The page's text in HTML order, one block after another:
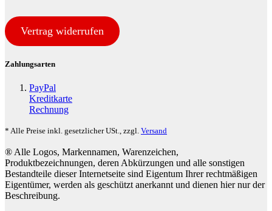
Vertrag widerrufen
Zahlungsarten
PayPal
Kreditkarte
Rechnung
* Alle Preise inkl. gesetzlicher USt., zzgl. Versand
® Alle Logos, Markennamen, Warenzeichen,
Produktbezeichnungen, deren Abkürzungen und alle sonstigen
Bestandteile dieser Internetseite sind Eigentum Ihrer rechtmäßigen
Eigentümer, werden als geschützt anerkannt und dienen hier nur der
Beschreibung.